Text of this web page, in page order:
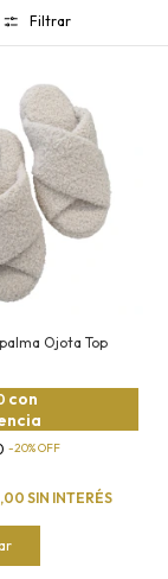
Filtrar
Ojota Top
-20%OFF
con
SIN INTERÉS